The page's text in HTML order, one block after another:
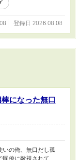
登録日 2026.08.08
になった無口
いの俺、無口だし孤
僚に敵視されて、